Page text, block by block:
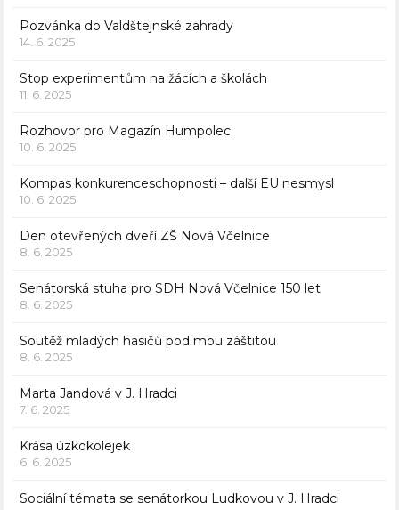
Pozvánka do Valdštejnské zahrady
14. 6. 2025
Stop experimentům na žácích a školách
11. 6. 2025
Rozhovor pro Magazín Humpolec
10. 6. 2025
Kompas konkurenceschopnosti – další EU nesmysl
10. 6. 2025
Den otevřených dveří ZŠ Nová Včelnice
8. 6. 2025
Senátorská stuha pro SDH Nová Včelnice 150 let
8. 6. 2025
Soutěž mladých hasičů pod mou záštitou
8. 6. 2025
Marta Jandová v J. Hradci
7. 6. 2025
Krása úzkokolejek
6. 6. 2025
Sociální témata se senátorkou Ludkovou v J. Hradci